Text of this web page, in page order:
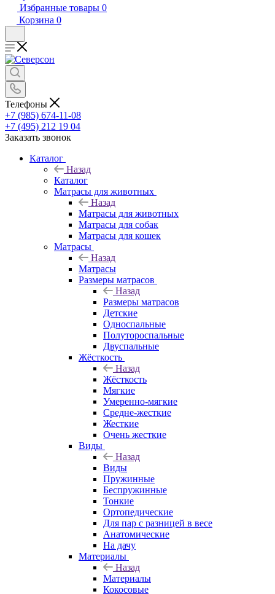
Избранные товары 0
Корзина 0
Телефоны
+7 (985) 674-11-08
+7 (495) 212 19 04
Заказать звонок
Каталог
Назад
Каталог
Матрасы для животных
Назад
Матрасы для животных
Матрасы для собак
Матрасы для кошек
Матрасы
Назад
Матрасы
Размеры матрасов
Назад
Размеры матрасов
Детские
Односпальные
Полутороспальные
Двуспальные
Жёсткость
Назад
Жёсткость
Мягкие
Умеренно-мягкие
Средне-жесткие
Жесткие
Очень жесткие
Виды
Назад
Виды
Пружинные
Беспружинные
Тонкие
Ортопедические
Для пар с разницей в весе
Анатомические
На дачу
Материалы
Назад
Материалы
Кокосовые